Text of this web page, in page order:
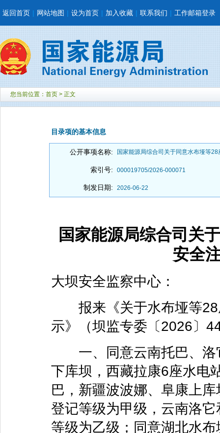
返回首页 | 网站地图 | 设为首页 | 加入收藏 | 联系我们 | 工作邮箱登录
您当前位置： 首页 > 正文
目录项的基本信息
公开事项名称: 国家能源局综合司关于同意水布垭等
索引号: 000019705/2026-000071
制发日期: 2026-06-22
国家能源局综合司关
安全
大坝安全监察中心：
报来《关于水布垭等28
示》（坝监专委〔2026〕
一、同意云南托巴、洛
下库坝，西藏拉康6座水电
巴，新疆波波娜、阜康上
登记等级为甲级，云南洛
等级为乙级；同意湖北水